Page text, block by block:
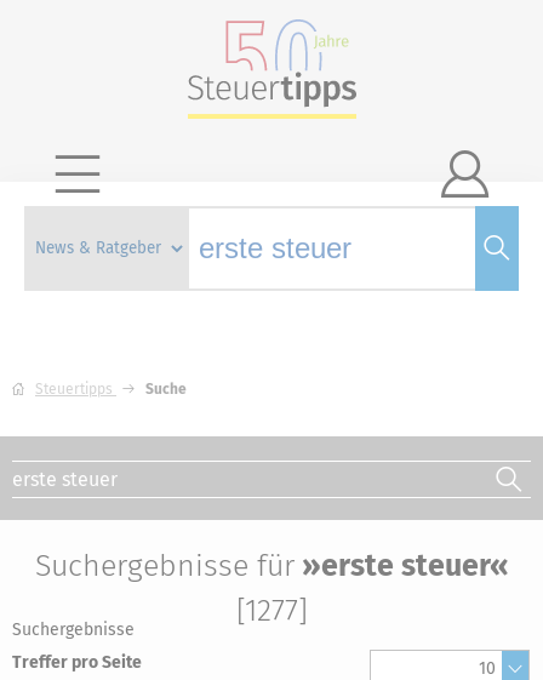

Steuertipps Suche
Suchergebnisse für»erste steuer«
[1277]
Suchergebnisse
Treffer pro Seite
10